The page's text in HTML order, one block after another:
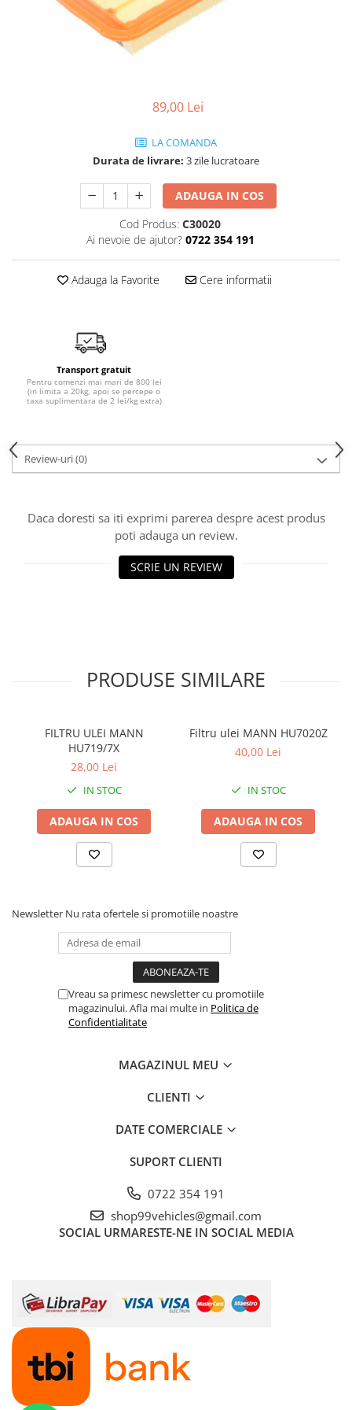
89,00 Lei
LA COMANDA
Durata de livrare: 3 zile lucratoare
ADAUGA IN COS
Cod Produs: C30020
Ai nevoie de ajutor? 0722 354 191
Adauga la Favorite Cere informatii
Transport gratuit
Pentru comenzi mai mari de 800 lei
(in limita a 20kg, apoi se percepe o
taxa suplimentara de 2 lei/kg extra)
Review-uri(0)
Daca doresti sa iti exprimi parerea despre acest produs
poti adauga un review.
SCRIE UN REVIEW
PRODUSE SIMILARE
FILTRU ULEI MANN
HU719/7X
28,00 Lei
IN STOC
ADAUGA IN COS
Filtru ulei MANN HU7020Z
40,00 Lei
IN STOC
ADAUGA IN COS
Newsletter Nu rata ofertele si promotiile noastre
Vreau sa primesc newsletter cu promotiile
magazinului. Afla mai multe in Politica de
Confidentialitate
MAGAZINUL MEU
CLIENTI
DATE COMERCIALE
SUPORT CLIENTI
0722 354 191
shop99vehicles@gmail.com
SOCIAL URMARESTE-NE IN SOCIAL MEDIA